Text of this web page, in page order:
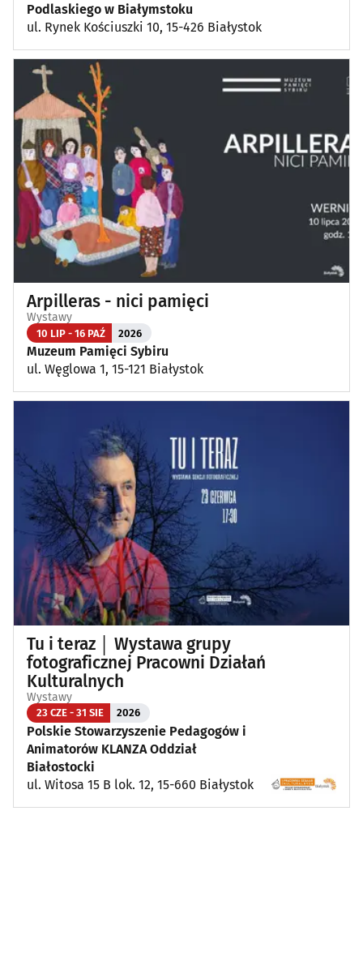
Podlaskiego w Białymstoku
ul. Rynek Kościuszki 10, 15-426 Białystok
Arpilleras - nici pamięci
Wystawy
10 LIP - 16 PAŹ 2026
Muzeum Pamięci Sybiru
ul. Węglowa 1, 15-121 Białystok
Tu i teraz │ Wystawa grupy
fotograficznej Pracowni Działań
Kulturalnych
Wystawy
23 CZE - 31 SIE 2026
Polskie Stowarzyszenie Pedagogów i
Animatorów KLANZA Oddział
Białostocki
ul. Witosa 15 B lok. 12, 15-660 Białystok